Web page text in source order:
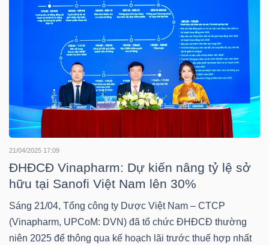
21/04/2025 17:09
ĐHĐCĐ Vinapharm: Dự kiến nâng tỷ lệ sở
hữu tại Sanofi Việt Nam lên 30%
Sáng 21/04, Tổng công ty Dược Việt Nam – CTCP
(Vinapharm, UPCoM: DVN) đã tổ chức ĐHĐCĐ thường
niên 2025 để thông qua kế hoạch lãi trước thuế hợp nhất
ĐÔNG
DƯƠNG
CHÍNH
CÁ